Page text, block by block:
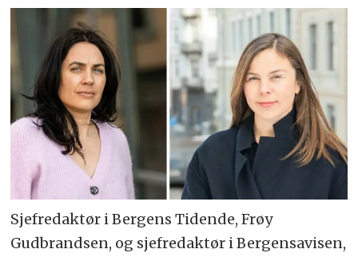
Sjefredaktør i Bergens Tidende, Frøy
Gudbrandsen, og sjefredaktør i Bergensavisen,